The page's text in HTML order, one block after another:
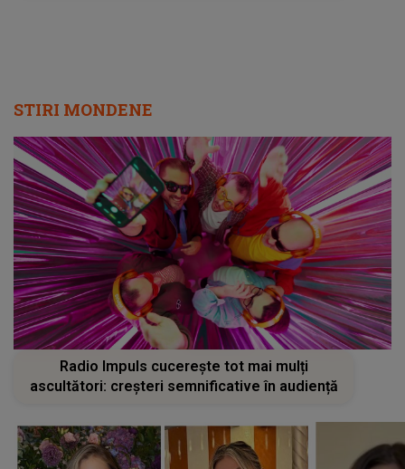
STIRI MONDENE
Radio Impuls cucerește tot mai mulți
ascultători: creșteri semnificative în audiență